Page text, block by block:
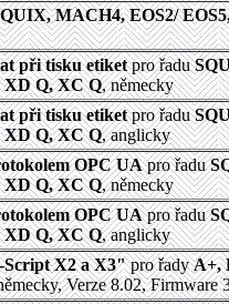
MACH4, EOS2/
při tisku etiketpro řadu
XD Q, XC Q, německy
při tisku etiketpro řadu
XD Q, XC Q, anglicky
OPC UApro řadu
XD Q, XC Q, německy
OPC UApro řadu
XD Q, XC Q, anglicky
Script X2 a X3"pro řadyA+,
Verze 8.02, Firmware